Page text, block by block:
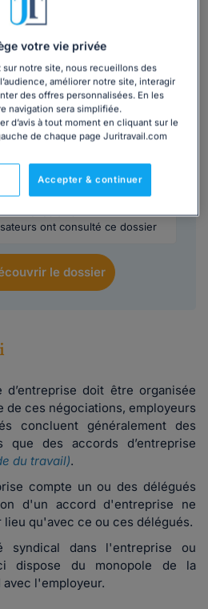
est inclus dans le
de négociation des
accords collectifs
4,5/5
Lire les avis
ont consulté ce dossier
le dossier
d’entreprise doit être organisée
de ces négociations, employeurs
concluent généralement des
des accords d’entreprise
du travail).
compte un ou des délégués
d'un accord d'entreprise ne
qu'avec ce ou ces délégués.
syndical dans l'entreprise ou
dispose du monopole de la
l'employeur.
votre vie privée
sur notre site, nous recueillons des
améliorer notre site, interagir
des offres personnalisées. En les
navigation sera simplifiée.
d’avis à tout moment en cliquant sur le
de chaque page Juritravail.com
Accepter & continuer